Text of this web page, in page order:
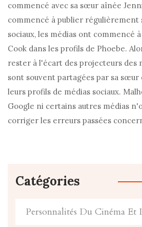
commencé avec sa sœur aînée
commencé à publier régulièrement
sociaux, les médias ont commencé
Cook dans les profils de Phoebe.
rester à l'écart des projecteurs des
sont souvent partagées par sa sœur
leurs profils de médias sociaux.
Google ni certains autres médias
corriger les erreurs passées
Catégories
Personnalités Du Cinéma Et